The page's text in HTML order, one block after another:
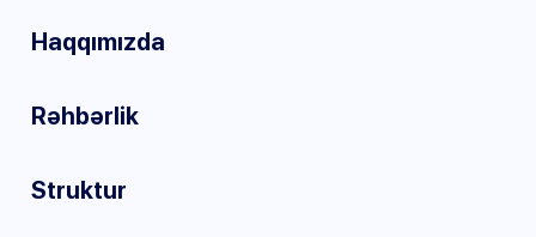
Haqqımızda
Rəhbərlik
Struktur